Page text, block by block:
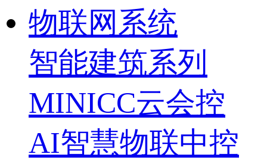
物联网系统
智能建筑系列
MINICC云会控
AI智慧物联中控